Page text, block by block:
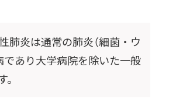
炎は通常の肺炎（細菌・ウ
であり大学病院を除いた一般